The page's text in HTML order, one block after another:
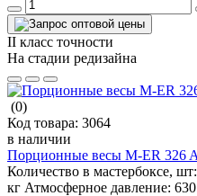
II класс точности
На стадии редизайна
(0)
Код товара: 3064
в наличии
Порционные весы M-ER 326
Количество в мастербоксе, шт:
кг Атмосферное давление: